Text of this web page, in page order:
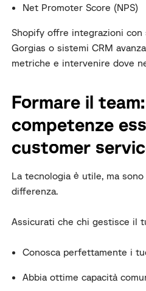
Net Promoter Score (NPS)
Shopify offre integrazioni
Gorgias o sistemi CRM
metriche e intervenire dove
Formare il
competenze
customer
La tecnologia è utile, ma
differenza.
Assicurati che chi gestisce il
Conosca perfettamente i
Abbia ottime capacità